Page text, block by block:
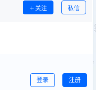
关注 私信
登录 注册